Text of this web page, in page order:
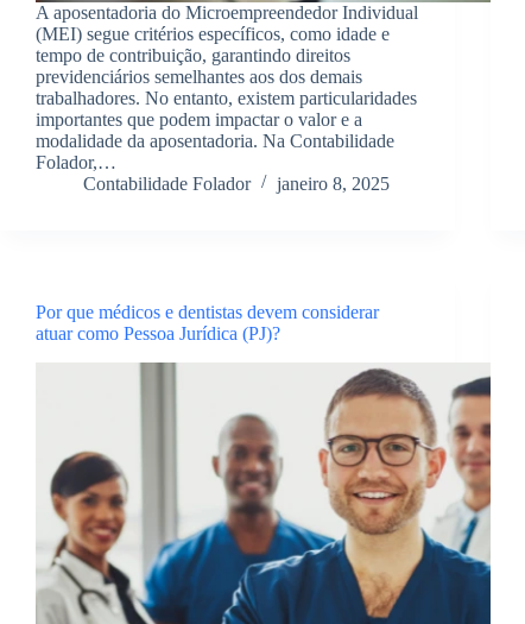
A aposentadoria do Microempreendedor Individual
(MEI) segue critérios específicos, como idade e
tempo de contribuição, garantindo direitos
previdenciários semelhantes aos dos demais
trabalhadores. No entanto, existem particularidades
importantes que podem impactar o valor e a
modalidade da aposentadoria. Na Contabilidade
Folador,…
Contabilidade Folador
janeiro 8, 2025
Por que médicos e dentistas devem considerar
atuar como Pessoa Jurídica (PJ)?